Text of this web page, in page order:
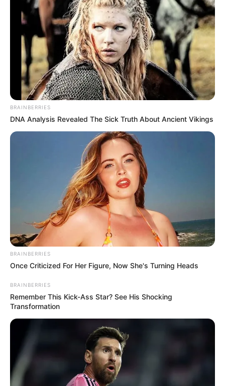
BRAINBERRIES
DNA Analysis Revealed The Sick Truth About Ancient Vikings
BRAINBERRIES
Once Criticized For Her Figure, Now She's Turning Heads
BRAINBERRIES
Remember This Kick-Ass Star? See His Shocking
Transformation